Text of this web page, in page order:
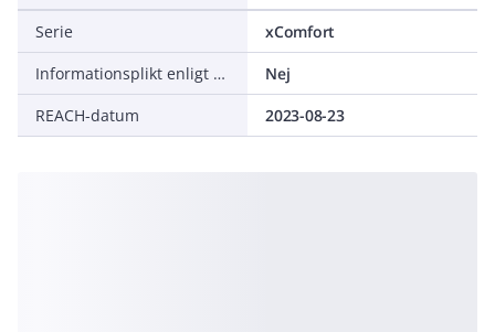
Serie
xComfort
Informationsplikt enligt REACH
Nej
REACH-datum
2023-08-23